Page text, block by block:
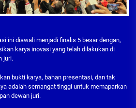
ini diawali menjadi finalis 5 besar dengan,
karya inovasi yang telah dilakukan di
juri.
bukti karya, bahan presentasi, dan tak
adalah semangat tinggi untuk memaparkan
dewan juri.